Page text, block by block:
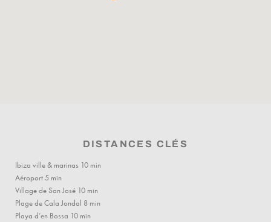
DISTANCES CLÉS
Ibiza ville & marinas 10 min
Aéroport 5 min
Village de San José 10 min
Plage de Cala Jondal 8 min
Playa d’en Bossa 10 min